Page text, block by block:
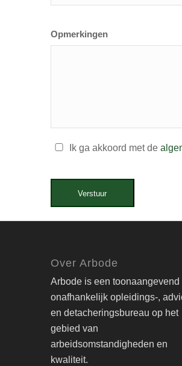
Opmerkingen
Ik ga akkoord met de
Verstuur
Over Arbode
Arbode is een toonaangevend
onafhankelijk opleidings-,
en detacheringsbureau op het
gebied van
arbeidsomstandigheden en
kwaliteit.